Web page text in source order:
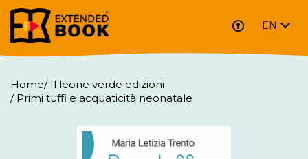
EN
Home/ Il leone verde edizioni
/ Primi tuffi e acquaticità neonatale